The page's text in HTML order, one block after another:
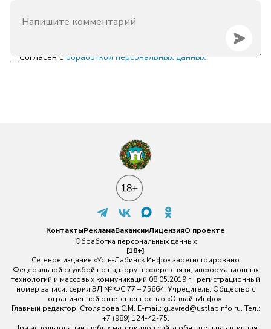
Согласен с обработкой персональных данных
КонтактыРекламаВакансииЛицензияО проекте
Обработка персональных данных
[18+]
Сетевое издание «Усть-Лабинск Инфо» зарегистрировано
Федеральной службой по надзору в сфере связи, информационных
технологий и массовых коммуникаций 08.05.2019 г., регистрационный
номер записи: серия ЭЛ № ФС 77 – 75664. Учредитель: Общество с
ограниченной ответственностью «ОнлайнИнфо».
Главный редактор: Столярова С.М. E-mail: glavred@ustlabinfo.ru. Тел.:
+7 (989) 124-42-75.